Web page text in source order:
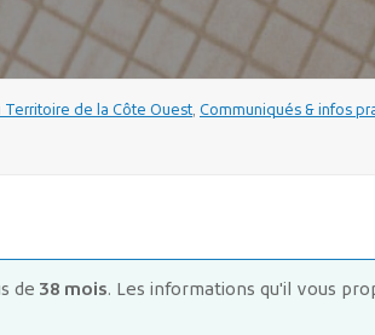
Territoire de la Côte Ouest, Communiqués & infos
de 38 mois. Les informations qu'il vous